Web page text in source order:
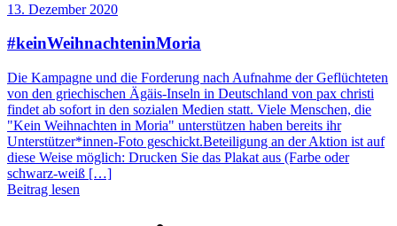
13. Dezember 2020
#keinWeihnachteninMoria
Die Kampagne und die Forderung nach Aufnahme der Geflüchteten
von den griechischen Ägäis-Inseln in Deutschland von pax christi
findet ab sofort in den sozialen Medien statt. Viele Menschen, die
"Kein Weihnachten in Moria" unterstützen haben bereits ihr
Unterstützer*innen-Foto geschickt.Beteiligung an der Aktion ist auf
diese Weise möglich: Drucken Sie das Plakat aus (Farbe oder
schwarz-weiß […]
Beitrag lesen